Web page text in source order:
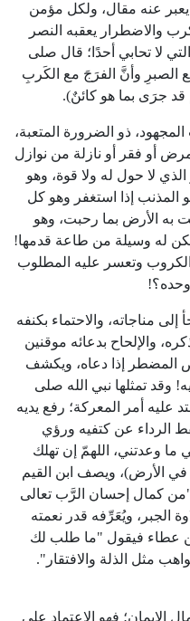
عنه مقال، ولكل مؤمن
والاضطرار يعقبه النصر
لا تحابي أحدًا؛ قال صلى
الصبرِ وأنَّ الفرَجَ مع الكَربِ
قد جرَى بما هو كائنٌ).
ذو الضرورة المتعبة،
أو فقر أو نازلة من نوازل
الذي لا حول له ولا قوة، وهو
المذنب إذا استغفر وهو كل
به الأرض بما رحبت، وهو
يكن له وسيلة من طاعة قدمها!
وتعسر عليه المطلوب
وحده؟!
إلى مناجاته، والاحتماء بكنفه
والإلحاح بدعائه موقنين
المضطر إذا دعاه، ويكشف
وقد تمثلها نبي الله صلى
عليه أمر المعركة؛ رفع يديه
الرداء عن كتفيه ورؤي
ما وعدتني، اللهمّ إن تهلك
في الأرض)، ويصف ابن القيم
"من كمال إحسان الرَّب تعالى
الجبر، ويُعَرِّفه قدر نعمته
عطاء فيقول "ما طلب لك
مثل الذلة والافتقار".
الإيمان؛ فهو الاعتماد على